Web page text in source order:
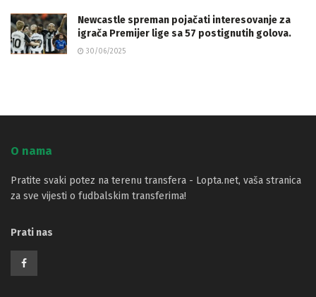
Newcastle spreman pojačati interesovanje za
igrača Premijer lige sa 57 postignutih golova.
30/06/2025
O nama
Pratite svaki potez na terenu transfera - Lopta.net, vaša stranica
za sve vijesti o fudbalskim transferima!
Prati nas